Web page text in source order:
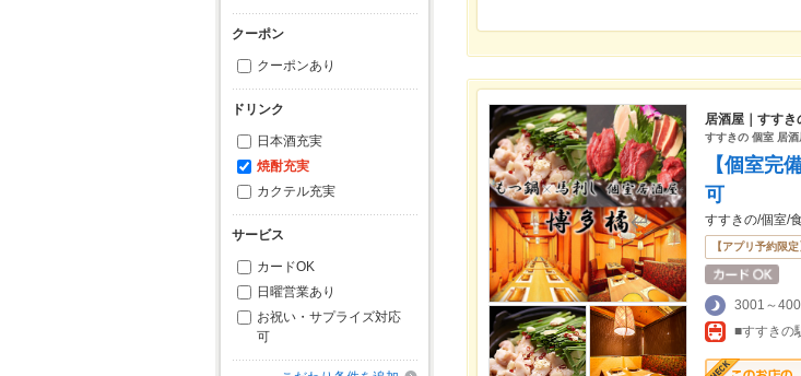
クーポン
クーポンあり
ドリンク
日本酒充実
焼酎充実
カクテル充実
サービス
カードOK
日曜営業あり
お祝い・サプライズ対応
可
居酒屋｜すすき
すすきの 個室 居
【個室
可
すすきの/個室/
【アプリ予約限
3001～
■すすきの